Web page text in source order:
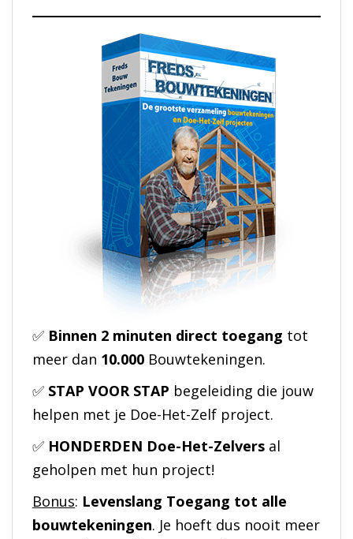
Maken
voor
de
Perfecte
Aanbouw
✅ Binnen 2 minuten direct toegang tot
meer dan 10.000 Bouwtekeningen.
✅ STAP VOOR STAP begeleiding die jouw
helpen met je Doe-Het-Zelf project.
✅ HONDERDEN Doe-Het-Zelvers al
geholpen met hun project!
Bonus: Levenslang Toegang tot alle
bouwtekeningen. Je hoeft dus nooit meer